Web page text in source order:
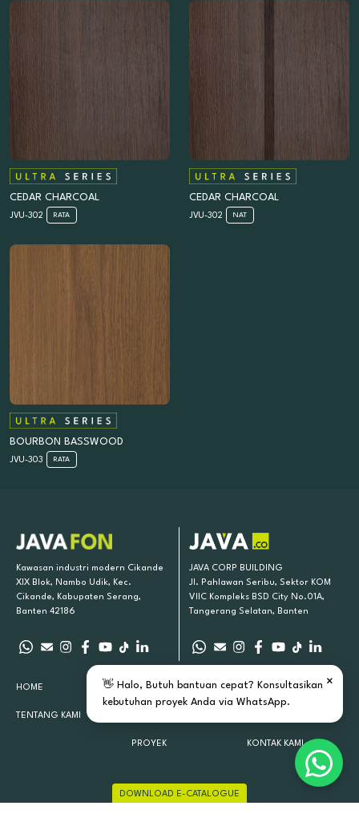
CEDAR CHARCOAL
JVU-302 RATA
CEDAR CHARCOAL
JVU-302 NAT
BOURBON BASSWOOD
JVU-303 RATA
Kawasan industri modern Cikande
XIX Blok, Nambo Udik, Kec.
Cikande, Kabupaten Serang,
Banten 42186
JAVA CORP BUILDING
Jl. Pahlawan Seribu, Sektor KOM
VIIC Kompleks BSD City No.01A,
Tangerang Selatan, Banten
HOME
TENTANG KAMI
PRODUK KAMI
PROYEK
INSPIRASI
KONTAK KAMI
DOWNLOAD E-CATALOGUE
×
👋 Halo, Butuh bantuan cepat? Konsultasikan
kebutuhan proyek Anda via WhatsApp.